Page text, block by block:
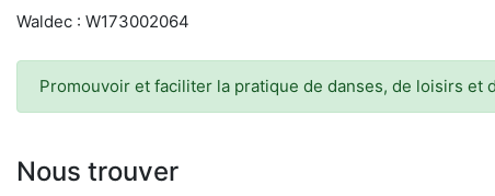
Waldec : W173002064
Promouvoir et faciliter la pratique de danses, de loisirs et
Nous trouver